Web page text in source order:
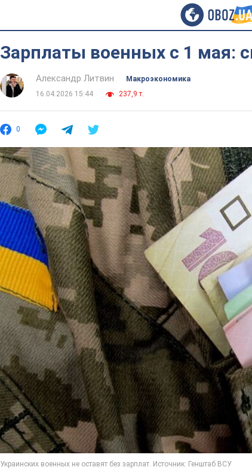
Зарплаты военных с 1 мая:
Александр Литвин
Mакроэкономика
16.04.2026 15:44
237,9 т.
0